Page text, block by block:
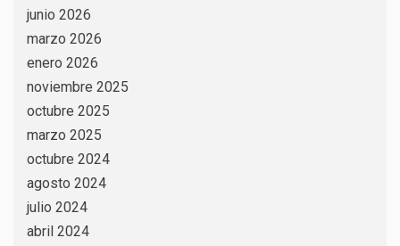
junio 2026
marzo 2026
enero 2026
noviembre 2025
octubre 2025
marzo 2025
octubre 2024
agosto 2024
julio 2024
abril 2024